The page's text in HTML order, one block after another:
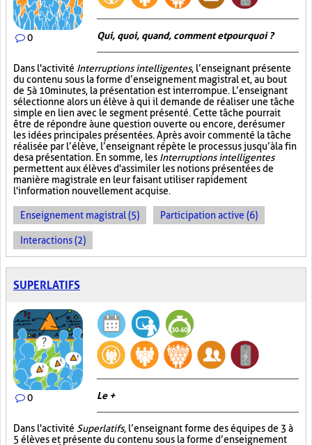
0 Qui, quoi, quand, comment et pourquoi ?
Dans l'activité Interruptions intelligentes, l’enseignant présente
du contenu sous la forme d’enseignement magistral et, au bout
de 5 à 10 minutes, la présentation est interrompue. L’enseignant
sélectionne alors un élève à qui il demande de réaliser une tâche
simple en lien avec le segment présenté. Cette tâche pourrait
être de répondre à une question ouverte ou encore, de résumer
les idées principales présentées. Après avoir commenté la tâche
réalisée par l’élève, l’enseignant répète le processus jusqu’à la fin
de sa présentation. En somme, les Interruptions intelligentes
permettent aux élèves d'assimiler les notions présentées de
manière magistrale en leur faisant utiliser rapidement
l'information nouvellement acquise.
Enseignement magistral (5) Participation active (6)
Interactions (2)
SUPERLATIFS
0 Le +
Dans l'activité Superlatifs, l’enseignant forme des équipes de 3 à
5 élèves et présente du contenu sous la forme d’enseignement